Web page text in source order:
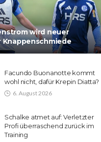
wird neuer
Knappenschmiede
Facundo Buonanotte kommt
wohl nicht, dafür Krepin Diatta?
6. August 2026
Schalke atmet auf: Verletzter
Profi überraschend zurück im
Training